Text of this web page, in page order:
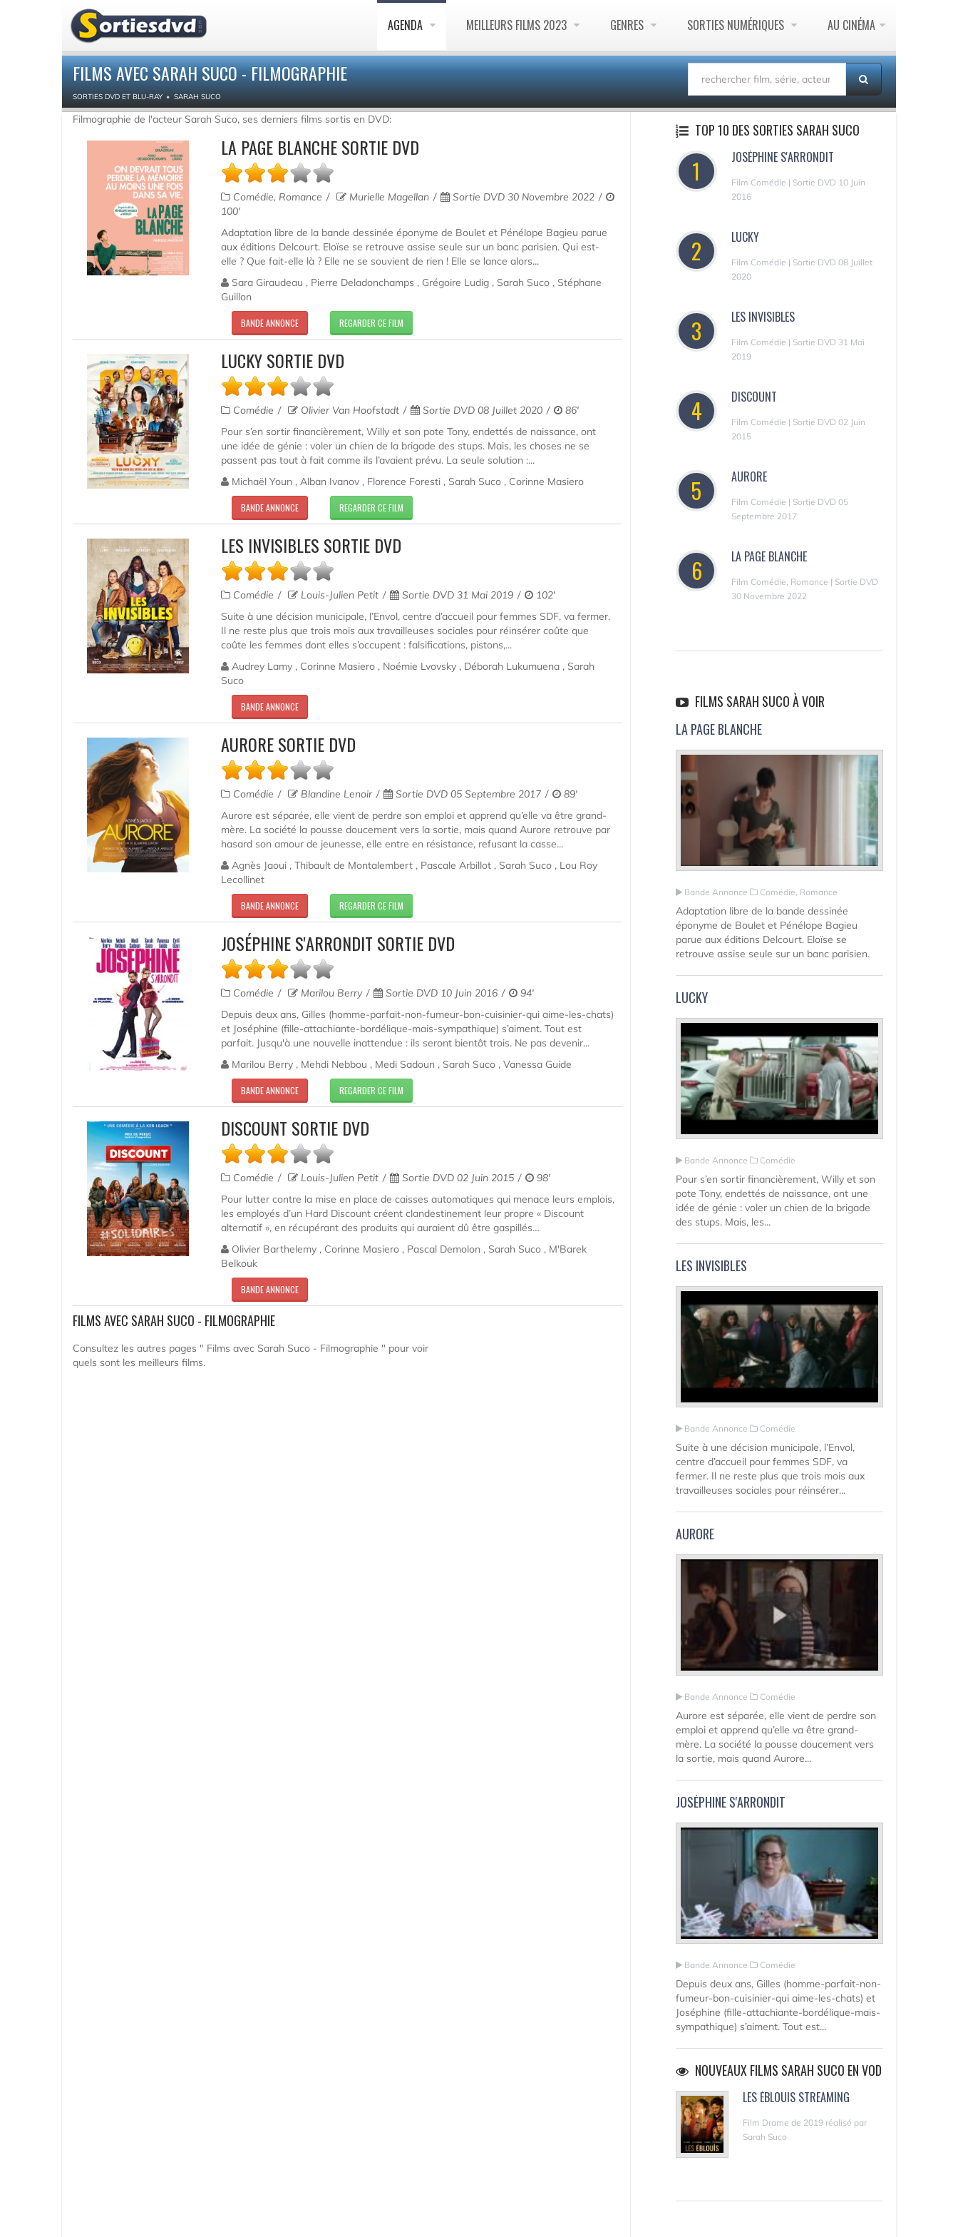
AGENDA MEILLEURS FILMS 2023 GENRES SORTIES NUMÉRIQUES AU CINÉMA
FILMS AVEC SARAH SUCO - FILMOGRAPHIE
SORTIES DVD ET BLU-RAY SARAH SUCO
Filmographie de l'acteur Sarah Suco, ses derniers films sortis en DVD:
LA PAGE BLANCHE SORTIE DVD
Comédie, Romance Murielle Magellan
Sortie DVD 30 Novembre 2022
100'
Adaptation libre de la bande dessinée éponyme de Boulet et Pénélope Bagieu parue
aux éditions Delcourt. Eloïse se retrouve assise seule sur un banc parisien. Qui est-
elle ? Que fait-elle là ? Elle ne se souvient de rien ! Elle se lance alors...
Sara Giraudeau , Pierre Deladonchamps , Grégoire Ludig , Sarah Suco , Stéphane
Guillon
BANDE ANNONCE REGARDER CE FILM
LUCKY SORTIE DVD
Comédie Olivier Van Hoofstadt Sortie DVD 08 Juillet 2020
86'
Pour s’en sortir financièrement, Willy et son pote Tony, endettés de naissance, ont
une idée de génie : voler un chien de la brigade des stups. Mais, les choses ne se
passent pas tout à fait comme ils l’avaient prévu. La seule solution :...
Michaël Youn , Alban Ivanov , Florence Foresti , Sarah Suco , Corinne Masiero
BANDE ANNONCE REGARDER CE FILM
LES INVISIBLES SORTIE DVD
Comédie Louis-Julien Petit Sortie DVD 31 Mai 2019
102'
Suite à une décision municipale, l’Envol, centre d’accueil pour femmes SDF, va fermer.
Il ne reste plus que trois mois aux travailleuses sociales pour réinsérer coûte que
coûte les femmes dont elles s’occupent : falsifications, pistons,...
Audrey Lamy , Corinne Masiero , Noémie Lvovsky , Déborah Lukumuena , Sarah
Suco
BANDE ANNONCE
AURORE SORTIE DVD
Comédie Blandine Lenoir Sortie DVD 05 Septembre 2017
89'
Aurore est séparée, elle vient de perdre son emploi et apprend qu’elle va être grand-
mère. La société la pousse doucement vers la sortie, mais quand Aurore retrouve par
hasard son amour de jeunesse, elle entre en résistance, refusant la casse...
Agnès Jaoui , Thibault de Montalembert , Pascale Arbillot , Sarah Suco , Lou Roy
Lecollinet
BANDE ANNONCE REGARDER CE FILM
JOSÉPHINE S'ARRONDIT SORTIE DVD
Comédie Marilou Berry Sortie DVD 10 Juin 2016
94'
Depuis deux ans, Gilles (homme-parfait-non-fumeur-bon-cuisinier-qui aime-les-chats)
et Joséphine (fille-attachiante-bordélique-mais-sympathique) s’aiment. Tout est
parfait. Jusqu'à une nouvelle inattendue : ils seront bientôt trois. Ne pas devenir...
Marilou Berry , Mehdi Nebbou , Medi Sadoun , Sarah Suco , Vanessa Guide
BANDE ANNONCE REGARDER CE FILM
DISCOUNT SORTIE DVD
Comédie Louis-Julien Petit Sortie DVD 02 Juin 2015
98'
Pour lutter contre la mise en place de caisses automatiques qui menace leurs emplois,
les employés d’un Hard Discount créent clandestinement leur propre « Discount
alternatif », en récupérant des produits qui auraient dû être gaspillés…
Olivier Barthelemy , Corinne Masiero , Pascal Demolon , Sarah Suco , M'Barek
Belkouk
BANDE ANNONCE
FILMS AVEC SARAH SUCO - FILMOGRAPHIE
Consultez les autres pages " Films avec Sarah Suco - Filmographie " pour voir
quels sont les meilleurs films.
TOP 10 DES SORTIES SARAH SUCO
1 JOSÉPHINE S'ARRONDIT
Film Comédie | Sortie DVD 10 Juin
2016
2 LUCKY
Film Comédie | Sortie DVD 08 Juillet
2020
3 LES INVISIBLES
Film Comédie | Sortie DVD 31 Mai
2019
4 DISCOUNT
Film Comédie | Sortie DVD 02 Juin
2015
5 AURORE
Film Comédie | Sortie DVD 05
Septembre 2017
6 LA PAGE BLANCHE
Film Comédie, Romance | Sortie DVD
30 Novembre 2022
FILMS SARAH SUCO À VOIR
LA PAGE BLANCHE
Bande Annonce Comédie, Romance
Adaptation libre de la bande dessinée
éponyme de Boulet et Pénélope Bagieu
parue aux éditions Delcourt. Eloïse se
retrouve assise seule sur un banc parisien.
LUCKY
Bande Annonce Comédie
Pour s’en sortir financièrement, Willy et son
pote Tony, endettés de naissance, ont une
idée de génie : voler un chien de la brigade
des stups. Mais, les...
LES INVISIBLES
Bande Annonce Comédie
Suite à une décision municipale, l’Envol,
centre d’accueil pour femmes SDF, va
fermer. Il ne reste plus que trois mois aux
travailleuses sociales pour réinsérer...
AURORE
Bande Annonce Comédie
Aurore est séparée, elle vient de perdre son
emploi et apprend qu’elle va être grand-
mère. La société la pousse doucement vers
la sortie, mais quand Aurore...
JOSÉPHINE S'ARRONDIT
Bande Annonce Comédie
Depuis deux ans, Gilles (homme-parfait-non-
fumeur-bon-cuisinier-qui aime-les-chats) et
Joséphine (fille-attachiante-bordélique-mais-
sympathique) s’aiment. Tout est...
NOUVEAUX FILMS SARAH SUCO EN VOD
LES ÉBLOUIS STREAMING
Film Drame de 2019 réalisé par
Sarah Suco